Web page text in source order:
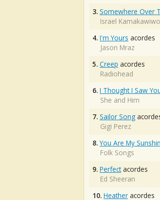
3. Somewhere Over
Israel
4. I'm Yours acordes
Jason Mraz
5. Creep acordes
Radiohead
6. I Thought I Saw
She and Him
7. Sailor Song
Gigi Perez
8. You Are My
Folk Songs
9. Perfectacordes
Ed Sheeran
10. Heather acordes